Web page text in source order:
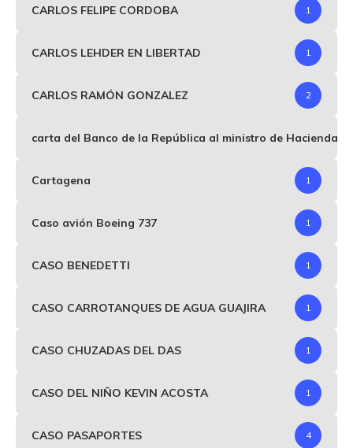
CARLOS FELIPE CORDOBA 1
CARLOS LEHDER EN LIBERTAD 1
CARLOS RAMÓN GONZALEZ 2
carta del Banco de la República al ministro de Hacienda
Cartagena 1
Caso avión Boeing 737 1
CASO BENEDETTI 1
CASO CARROTANQUES DE AGUA GUAJIRA 1
CASO CHUZADAS DEL DAS 1
CASO DEL NIÑO KEVIN ACOSTA 1
CASO PASAPORTES 4